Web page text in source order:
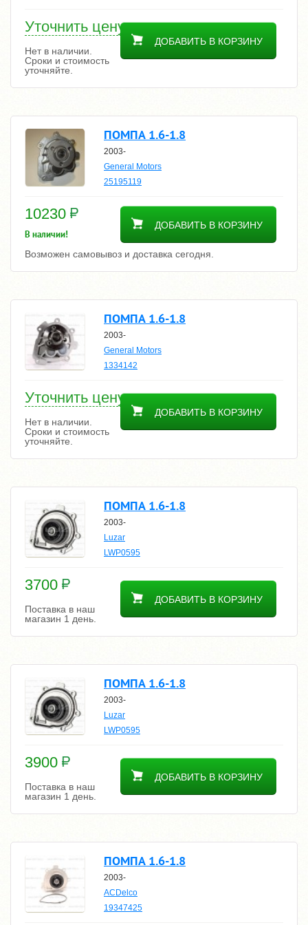
Уточнить цену
ДОБАВИТЬ В КОРЗИНУ
Нет в наличии.
Сроки и стоимость
уточняйте.
ПОМПА 1.6-1.8
2003-
General Motors
25195119
10230
ДОБАВИТЬ В КОРЗИНУ
В наличии!
Возможен самовывоз и доставка сегодня.
ПОМПА 1.6-1.8
2003-
General Motors
1334142
Уточнить цену
ДОБАВИТЬ В КОРЗИНУ
Нет в наличии.
Сроки и стоимость
уточняйте.
ПОМПА 1.6-1.8
2003-
Luzar
LWP0595
3700
ДОБАВИТЬ В КОРЗИНУ
Поставка в наш
магазин 1 день.
ПОМПА 1.6-1.8
2003-
Luzar
LWP0595
3900
ДОБАВИТЬ В КОРЗИНУ
Поставка в наш
магазин 1 день.
ПОМПА 1.6-1.8
2003-
ACDelco
19347425